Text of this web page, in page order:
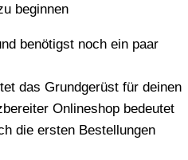
beginnen
benötigst noch ein paar
das Grundgerüst für deinen
Onlineshop bedeutet
die ersten Bestellungen